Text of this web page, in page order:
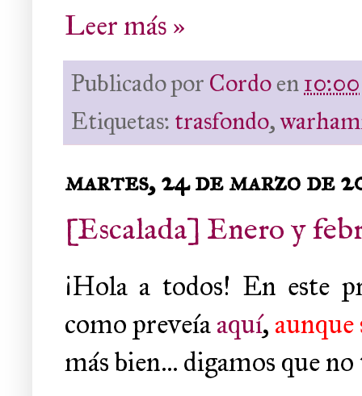
Leer más »
Publicado por Cordoen10:00
Etiquetas: trasfondo,
martes, 24 de marzo de
[Escalada] Enero y
¡Hola a todos! En este
como preveíaaquí,
más bien... digamos que